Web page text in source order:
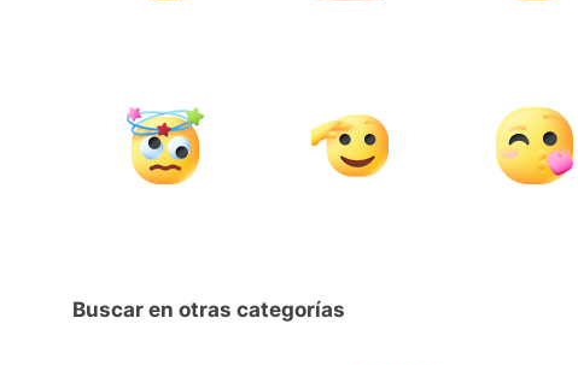
Buscar en otras categorías